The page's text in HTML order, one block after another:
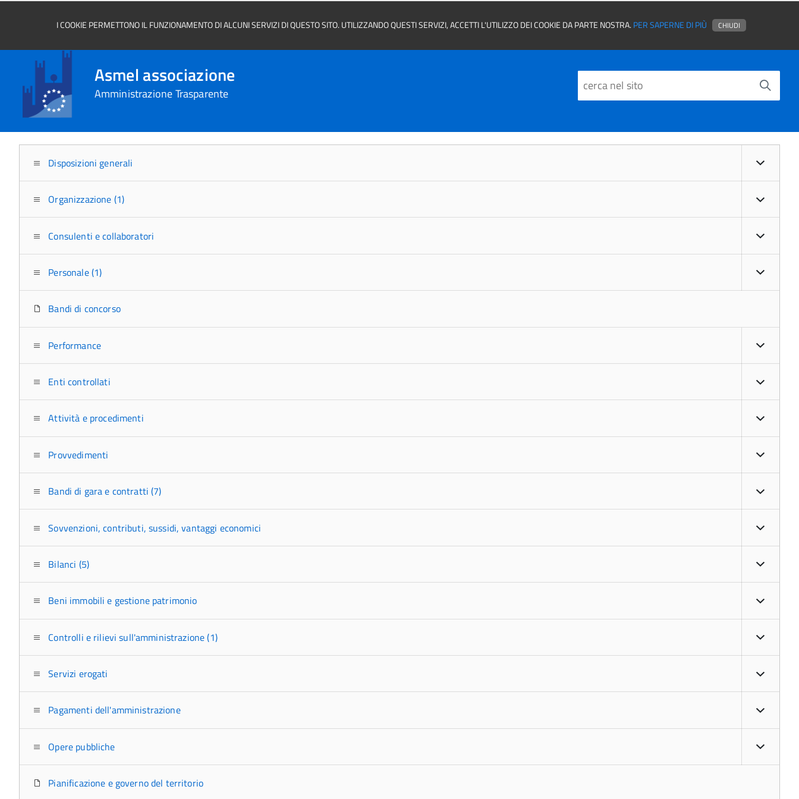
Asmel associazione
Amministrazione Trasparente
Disposizioni generali
Organizzazione (1)
Consulenti e collaboratori
Personale (1)
Bandi di concorso
Performance
Enti controllati
Attività e procedimenti
Provvedimenti
Bandi di gara e contratti (7)
Sovvenzioni, contributi, sussidi, vantaggi economici
Bilanci (5)
Beni immobili e gestione patrimonio
Controlli e rilievi sull'amministrazione (1)
Servizi erogati
Pagamenti dell'amministrazione
Opere pubbliche
Pianificazione e governo del territorio
I COOKIE PERMETTONO IL FUNZIONAMENTO DI ALCUNI SERVIZI DI QUESTO SITO. UTILIZZANDO QUESTI SERVIZI, ACCETTI L'UTILIZZO DEI COOKIE DA PARTE NOSTRA. PER SAPERNE DI PIÙ CHIUDI